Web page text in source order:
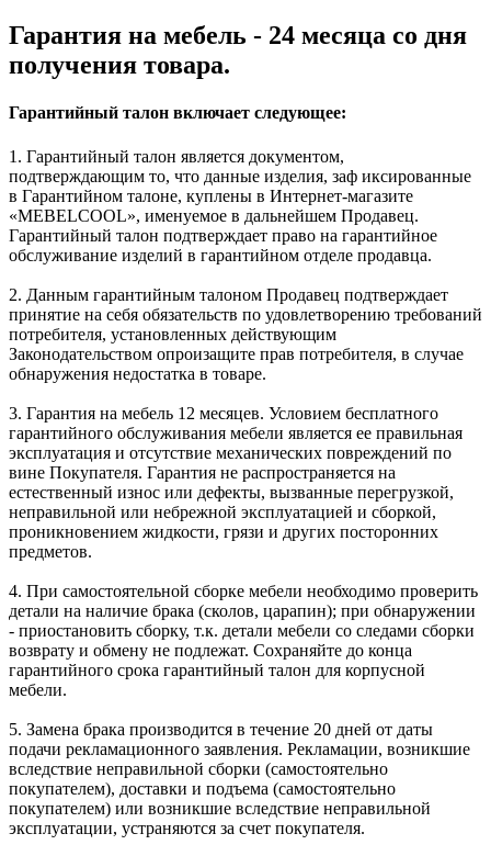
Гарантия на мебель - 24 месяца со дня
получения товара.
Гарантийный талон включает следующее:
1. Гарантийный талон является документом,
подтверждающим то, что данные изделия, заф иксированные
в Гарантийном талоне, куплены в Интернет-магазите
«MEBELCOOL», именуемое в дальнейшем Продавец.
Гарантийный талон подтверждает право на гарантийное
обслуживание изделий в гарантийном отделе продавца.
2. Данным гарантийным талоном Продавец подтверждает
принятие на себя обязательств по удовлетворению требований
потребителя, установленных действующим
Законодательством опроизащите прав потребителя, в случае
обнаружения недостатка в товаре.
3. Гарантия на мебель 12 месяцев. Условием бесплатного
гарантийного обслуживания мебели является ее правильная
эксплуатация и отсутствие механических повреждений по
вине Покупателя. Гарантия не распространяется на
естественный износ или дефекты, вызванные перегрузкой,
неправильной или небрежной эксплуатацией и сборкой,
проникновением жидкости, грязи и других посторонних
предметов.
4. При самостоятельной сборке мебели необходимо проверить
детали на наличие брака (сколов, царапин); при обнаружении
- приостановить сборку, т.к. детали мебели со следами сборки
возврату и обмену не подлежат. Сохраняйте до конца
гарантийного срока гарантийный талон для корпусной
мебели.
5. Замена брака производится в течение 20 дней от даты
подачи рекламационного заявления. Рекламации, возникшие
вследствие неправильной сборки (самостоятельно
покупателем), доставки и подъема (самостоятельно
покупателем) или возникшие вследствие неправильной
эксплуатации, устраняются за счет покупателя.